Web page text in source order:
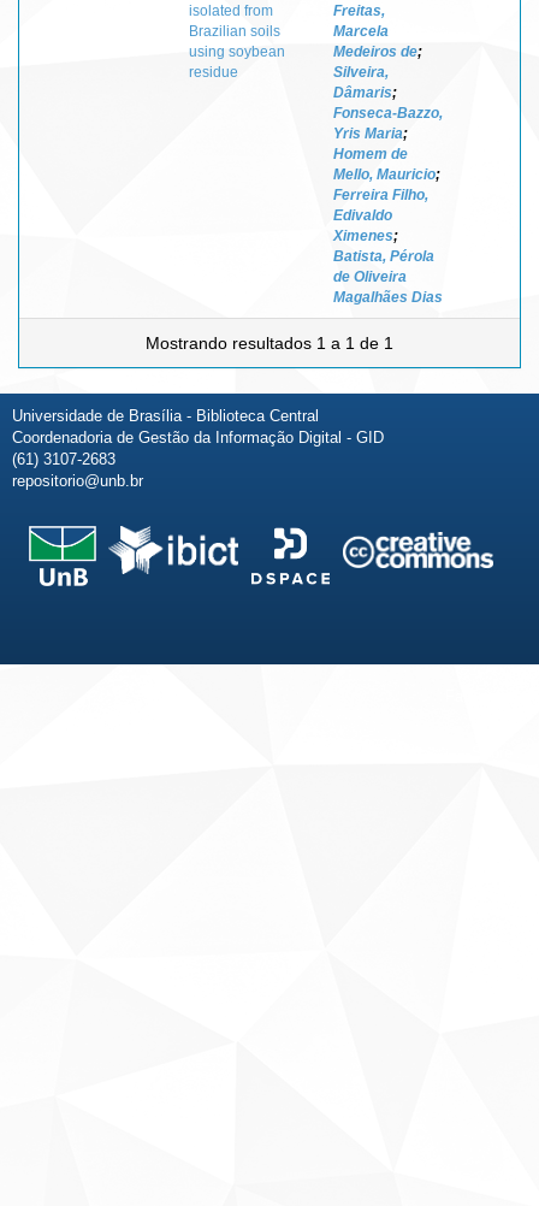
isolated from
Brazilian soils
using soybean
residue
Freitas,
Marcela
Medeiros de;
Silveira,
Dâmaris;
Fonseca‑Bazzo,
Yris Maria;
Homem de
Mello, Mauricio;
Ferreira Filho,
Edivaldo
Ximenes;
Batista, Pérola
de Oliveira
Magalhães Dias
Mostrando resultados 1 a 1 de 1
Universidade de Brasília - Biblioteca Central
Coordenadoria de Gestão da Informação Digital - GID
(61) 3107-2683
repositorio@unb.br